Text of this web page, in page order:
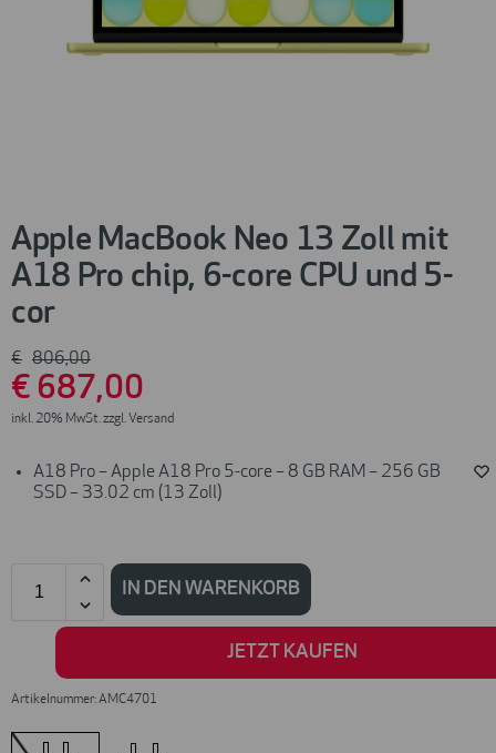
Apple MacBook Neo 13 Zoll mit
A18 Pro chip, 6-core CPU und 5-
cor
€ 806,00
€ 687,00
inkl. 20% MwSt. zzgl. Versand
A18 Pro – Apple A18 Pro 5-core – 8 GB RAM – 256 GB
SSD – 33.02 cm (13 Zoll)
IN DEN WARENKORB
JETZT KAUFEN
Artikelnummer: AMC4701